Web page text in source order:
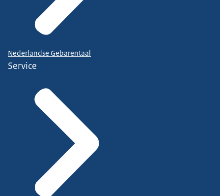
Nederlandse Gebarentaal
Service